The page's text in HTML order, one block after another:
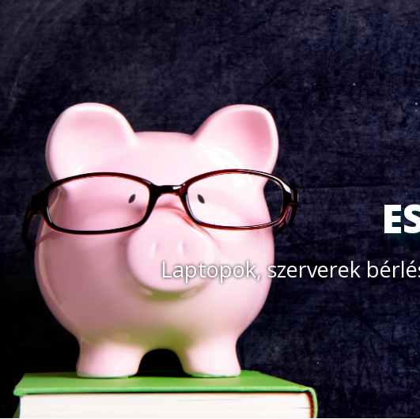
Laptopok, szerverek